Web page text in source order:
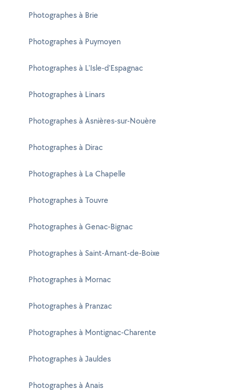
Photographes à Brie
Photographes à Puymoyen
Photographes à L'Isle-d'Espagnac
Photographes à Linars
Photographes à Asnières-sur-Nouère
Photographes à Dirac
Photographes à La Chapelle
Photographes à Touvre
Photographes à Genac-Bignac
Photographes à Saint-Amant-de-Boixe
Photographes à Mornac
Photographes à Pranzac
Photographes à Montignac-Charente
Photographes à Jauldes
Photographes à Anais